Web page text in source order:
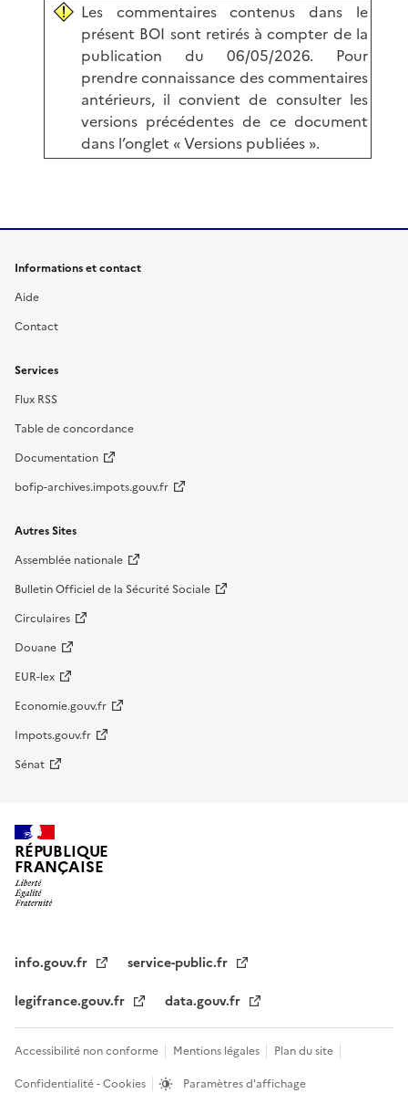
Les commentaires contenus dans le
présent BOI sont retirés à compter de la
publication du 06/05/2026. Pour
prendre connaissance des commentaires
antérieurs, il convient de consulter les
versions précédentes de ce document
dans l’onglet « Versions publiées ».
Informations et contact
Aide
Contact
Services
Flux RSS
Table de concordance
Documentation
bofip-archives.impots.gouv.fr
Autres Sites
Assemblée nationale
Bulletin Officiel de la Sécurité Sociale
Circulaires
Douane
EUR-lex
Economie.gouv.fr
Impots.gouv.fr
Sénat
RÉPUBLIQUE
FRANÇAISE
info.gouv.fr
service-public.fr
legifrance.gouv.fr
data.gouv.fr
Accessibilité non conforme Mentions légales
Plan du site
Confidentialité - Cookies
Paramètres d'affichage